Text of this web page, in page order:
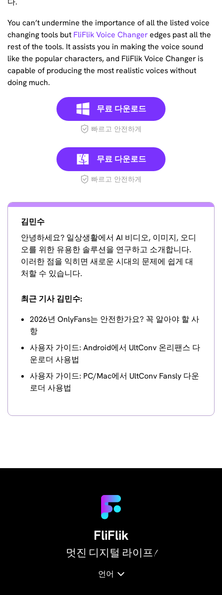
You can’t undermine the importance of all the listed voice
changing tools but FliFlik Voice Changeredges past all the
rest of the tools. It assists you in making the voice sound
like the popular characters, and FliFlik Voice Changer is
capable of producing the most realistic voices without
doing much.
무료 다운로드
빠르고 안전하게
무료 다운로드
빠르고 안전하게
김민수
안녕하세요? 일상생활에서 AI 비디오, 이미지, 오디
오를 위한 유용한 솔루션을 연구하고 소개합니다.
이러한 점을 익히면 새로운 시대의 문제에 쉽게 대
처할 수 있습니다.
최근 기사 김민수:
2026년 OnlyFans는 안전한가요? 꼭 알아야 할 사
항
사용자 가이드: Android에서 UltConv 온리팬스 다
운로더 사용법
사용자 가이드: PC/Mac에서 UltConv Fansly 다운
로더 사용법
FliFlik
멋진 디지털 라이프!
언어